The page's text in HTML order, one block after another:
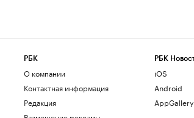
РБК
О компании
Контактная информация
Редакция
РБК
iOS
Android
AppGallery